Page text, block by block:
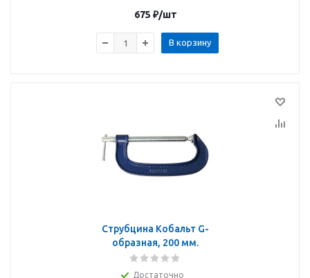
675 ₽/шт
В корзину
Струбцина Кобальт G-
образная, 200 мм.
Достаточно